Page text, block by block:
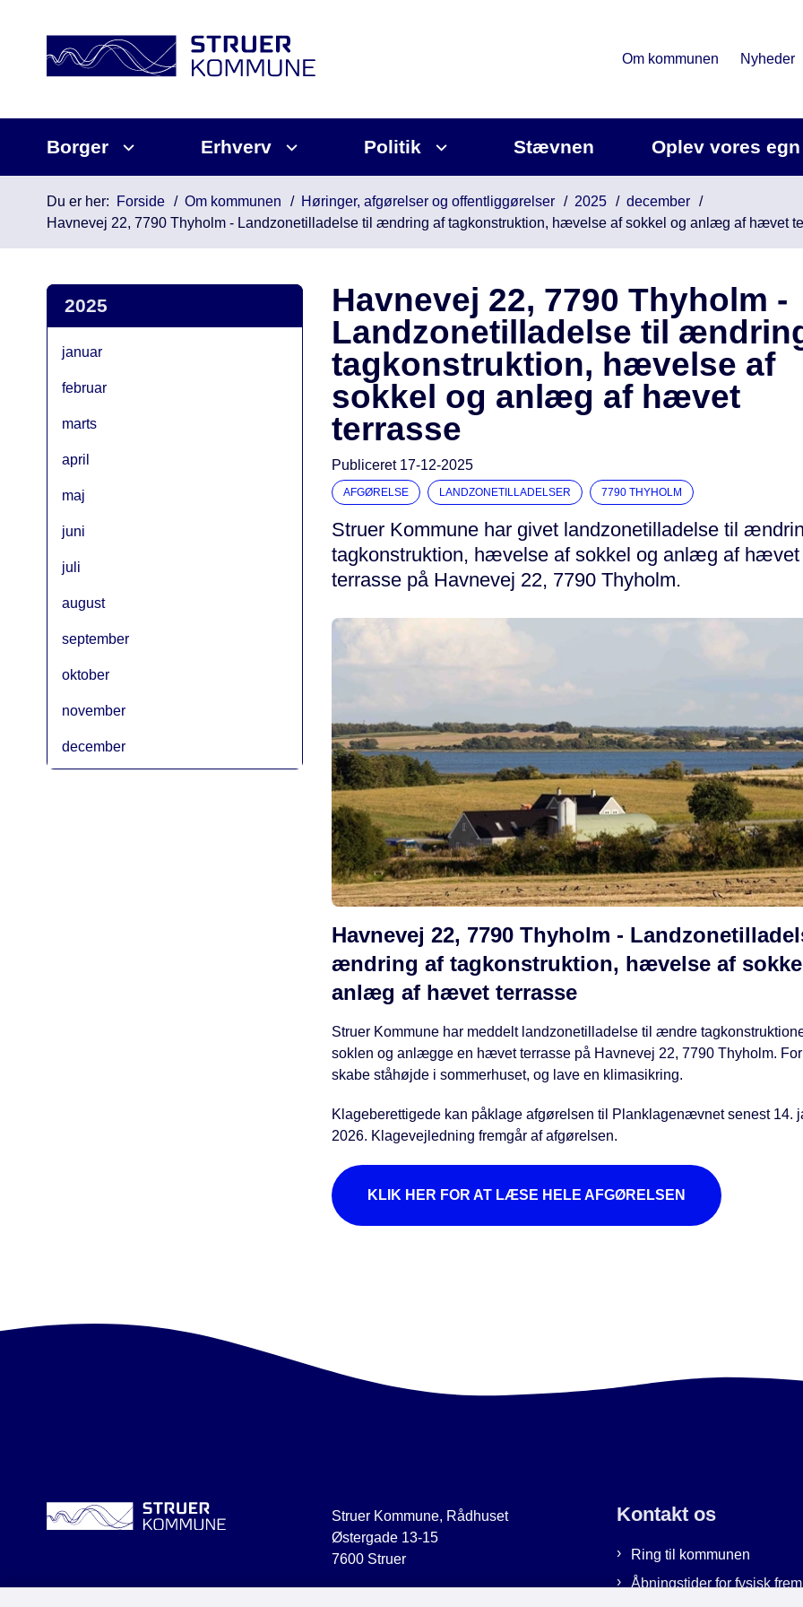
Om kommunen Nyheder
Borger Erhverv Politik Stævnen Oplev vores egn
Du er her: Forside Om kommunen Høringer, afgørelser og offentliggørelser 2025
december
Havnevej 22, 7790 Thyholm - Landzonetilladelse til ændring af tagkonstruktion, hævelse af sokkel og anlæg af hævet
2025
januar
februar
marts
april
maj
juni
juli
august
september
oktober
november
december
Havnevej 22, 7790 Thyholm -
Landzonetilladelse til
tagkonstruktion, hævelse af
sokkel og anlæg af hævet
terrasse
Publiceret 17-12-2025
AFGØRELSE LANDZONETILLADELSER 7790 THYHOLM
Struer Kommune har givet landzonetilladelse til
tagkonstruktion, hævelse af sokkel og anlæg af hævet
terrasse på Havnevej 22, 7790 Thyholm.
Havnevej 22, 7790 Thyholm -
ændring af tagkonstruktion, hævelse af
anlæg af hævet terrasse
Struer Kommune har meddelt landzonetilladelse til ændre
soklen og anlægge en hævet terrasse på Havnevej 22, 7790 Thyholm.
skabe ståhøjde i sommerhuset, og lave en klimasikring.
Klageberettigede kan påklage afgørelsen til Planklagenævnet senest 14.
2026. Klagevejledning fremgår af afgørelsen.
KLIK HER FOR AT LÆSE HELE AFGØRELSEN
Struer Kommune, Rådhuset
Østergade 13-15
7600 Struer
Kontakt os
Ring til kommunen
Åbningstider for fysisk